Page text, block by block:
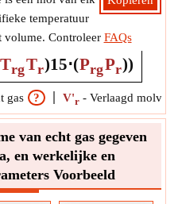
temperatuur
volume. Controleer FAQs
TrgTr)15⋅(PrgPr))
gas ? V'r - Verlaagd
van echt gas gegeven
en werkelijke en
Voorbeeld